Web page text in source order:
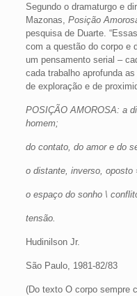
Segundo o dramaturgo e
Mazonas, Posição
pesquisa de Duarte.
com a questão do corpo e
um pensamento serial –
cada trabalho aprofunda
de exploração e de
POSIÇÃO AMOROSA: a
homem;
do contato, do amor e do
o distante, inverso, oposto
o espaço do sonho \
tensão.
Hudinilson Jr.
São Paulo, 1981-82/83
(Do texto O corpo sempre